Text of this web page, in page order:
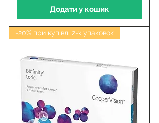
Додати у кошик
-20% при купівлі 2-х упаковок